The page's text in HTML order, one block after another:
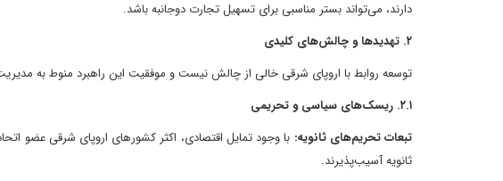
دارند، می‌تواند بستر مناسبی برای تسهیل تجارت دوجانبه باشد.
۲. تهدیدها و چالش‌های کلیدی
توسعه روابط با اروپای شرقی خالی از چالش نیست و موفقیت این راهبرد منوط به
۲.۱. ریسک‌های سیاسی و تحریمی
تبعات تحریم‌های ثانویه: با وجود تمایل اقتصادی، اکثر کشورهای اروپای شرقی عضو
ثانویه آسیب‌پذیرند.